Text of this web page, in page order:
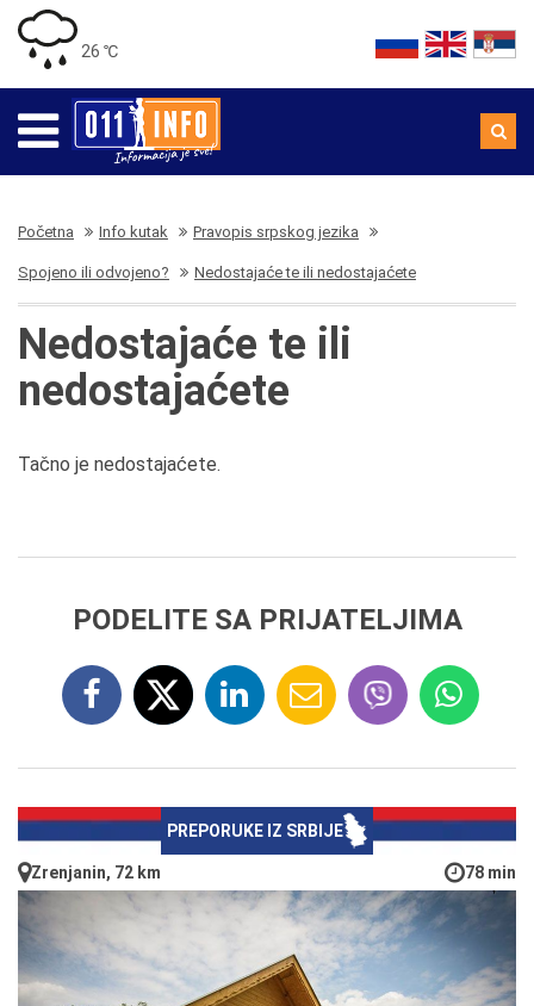
26 ℃
Početna Info kutak Pravopis srpskog jezika
Spojeno ili odvojeno? Nedostajaće te ili nedostajaćete
Nedostajaće te ili
nedostajaćete
Tačno je nedostajaćete.
PODELITE SA PRIJATELJIMA
PREPORUKE IZ SRBIJE
Zrenjanin, 72 km 78 min